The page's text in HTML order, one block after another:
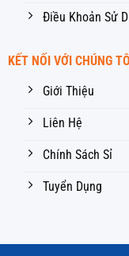
Điều Khoản Sử
KẾT NỐI VỚI CHÚNG
Giới Thiệu
Liên Hệ
Chính Sách Sỉ
Tuyển Dụng